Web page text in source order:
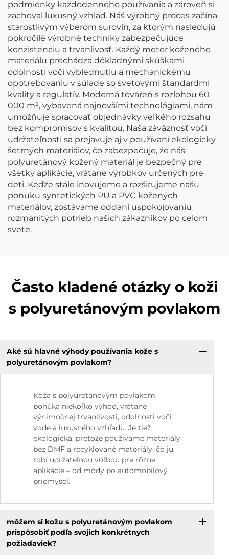
podmienky každodenného používania a zároveň si
zachoval luxusný vzhľad. Náš výrobný proces začína
starostlivým výberom surovín, za ktorým nasledujú
pokročilé výrobné techniky zabezpečujúce
konzistenciu a trvanlivosť. Každý meter koženého
materiálu prechádza dôkladnými skúškami
odolnosti voči vyblednutiu a mechanickému
opotrebovaniu v súlade so svetovými štandardmi
kvality a regulatív. Moderná továreň s rozlohou 60
000 m², vybavená najnovšími technológiami, nám
umožňuje spracovať objednávky veľkého rozsahu
bez kompromisov s kvalitou. Naša záväznosť voči
udržateľnosti sa prejavuje aj v používaní ekologicky
šetrných materiálov, čo zabezpečuje, že náš
polyuretánový kožený materiál je bezpečný pre
všetky aplikácie, vrátane výrobkov určených pre
deti. Keďže stále inovujeme a rozširujeme našu
ponuku syntetických PU a PVC kožených
materiálov, zostávame oddaní uspokojovaniu
rozmanitých potrieb našich zákazníkov po celom
svete.
Často kladené otázky o koži
s polyuretánovým povlakom
Aké sú hlavné výhody používania kože s
polyuretánovým povlakom?
Koža s polyuretánovým povlakom
ponúka niekoľko výhod, vrátane
výnimočnej trvanlivosti, odolnosti voči
vode a luxusného vzhľadu. Je tiež
ekologická, pretože používame materiály
bez DMF a recyklované materiály, čo ju
robí udržateľnou voľbou pre rôzne
aplikácie – od módy po automobilový
priemysel.
môžem si kožu s polyuretánovým povlakom
prispôsobiť podľa svojich konkrétnych
požiadaviek?